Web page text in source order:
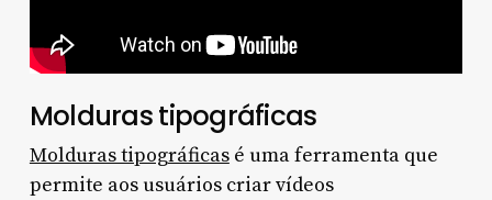
Molduras tipográficas
Molduras tipográficasé uma ferramenta que
permite aos usuários criar vídeos